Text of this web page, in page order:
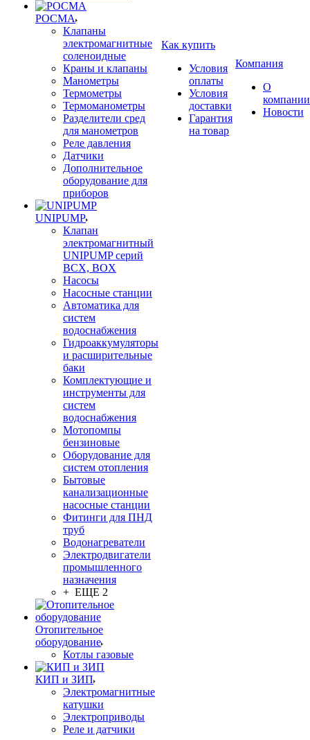
РОСМА
Клапаны
электромагнитные
соленоидные
Краны и клапаны
Манометры
Термометры
Термоманометры
Разделители сред
для манометров
Реле давления
Датчики
Дополнительное
оборудование для
приборов
UNIPUMP
Клапан
электромагнитный
UNIPUMP серий
BCX, BOX
Насосы
Насосные станции
Автоматика для
систем
водоснабжения
Гидроаккумуляторы
и расширительные
баки
Комплектующие и
инструменты для
систем
водоснабжения
Мотопомпы
бензиновые
Оборудование для
систем отопления
Бытовые
канализационные
насосные станции
Фитинги для ПНД
труб
Водонагреватели
Электродвигатели
промышленного
назначения
+ ЕЩЕ 2
Отопительное
оборудование
Котлы газовые
КИП и ЗИП
Электромагнитные
катушки
Электроприводы
Реле и датчики
Как купить
Условия
оплаты
Условия
доставки
Гарантия
на товар
Компания
О
компании
Новости